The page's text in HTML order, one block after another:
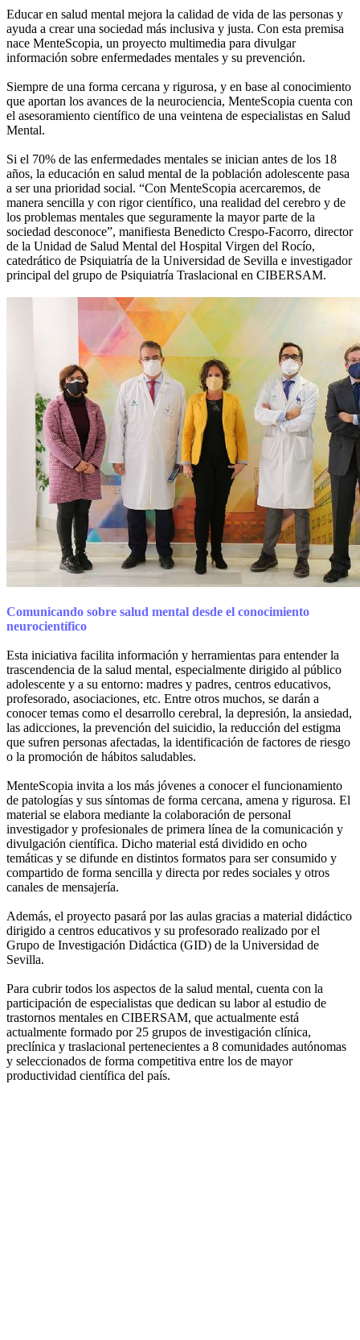
Educar en salud mental mejora la calidad de vida de las personas y
ayuda a crear una sociedad más inclusiva y justa. Con esta premisa
nace MenteScopia, un proyecto multimedia para divulgar
información sobre enfermedades mentales y su prevención.
Siempre de una forma cercana y rigurosa, y en base al conocimiento
que aportan los avances de la neurociencia, MenteScopia cuenta con
el asesoramiento científico de una veintena de especialistas en Salud
Mental.
Si el 70% de las enfermedades mentales se inician antes de los 18
años, la educación en salud mental de la población adolescente pasa
a ser una prioridad social. “Con MenteScopia acercaremos, de
manera sencilla y con rigor científico, una realidad del cerebro y de
los problemas mentales que seguramente la mayor parte de la
sociedad desconoce”, manifiesta Benedicto Crespo-Facorro, director
de la Unidad de Salud Mental del Hospital Virgen del Rocío,
catedrático de Psiquiatría de la Universidad de Sevilla e investigador
principal del grupo de Psiquiatría Traslacional en CIBERSAM.
Comunicando sobre salud mental desde el conocimiento
neurocientífico
Esta iniciativa facilita información y herramientas para entender la
trascendencia de la salud mental, especialmente dirigido al público
adolescente y a su entorno: madres y padres, centros educativos,
profesorado, asociaciones, etc. Entre otros muchos, se darán a
conocer temas como el desarrollo cerebral, la depresión, la ansiedad,
las adicciones, la prevención del suicidio, la reducción del estigma
que sufren personas afectadas, la identificación de factores de riesgo
o la promoción de hábitos saludables.
MenteScopia invita a los más jóvenes a conocer el funcionamiento
de patologías y sus síntomas de forma cercana, amena y rigurosa. El
material se elabora mediante la colaboración de personal
investigador y profesionales de primera línea de la comunicación y
divulgación científica. Dicho material está dividido en ocho
temáticas y se difunde en distintos formatos para ser consumido y
compartido de forma sencilla y directa por redes sociales y otros
canales de mensajería.
Además, el proyecto pasará por las aulas gracias a material didáctico
dirigido a centros educativos y su profesorado realizado por el
Grupo de Investigación Didáctica (GID) de la Universidad de
Sevilla.
Para cubrir todos los aspectos de la salud mental, cuenta con la
participación de especialistas que dedican su labor al estudio de
trastornos mentales en CIBERSAM, que actualmente está
actualmente formado por 25 grupos de investigación clínica,
preclínica y traslacional pertenecientes a 8 comunidades autónomas
y seleccionados de forma competitiva entre los de mayor
productividad científica del país.